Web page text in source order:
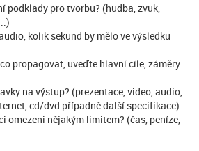
podklady pro tvorbu? (hudba, zvuk,
kolik sekund by mělo ve výsledku
propagovat, uveďte hlavní cíle, záměry
na výstup? (prezentace, video, audio,
cd/dvd případně další specifikace)
omezeni nějakým limitem? (čas, peníze,